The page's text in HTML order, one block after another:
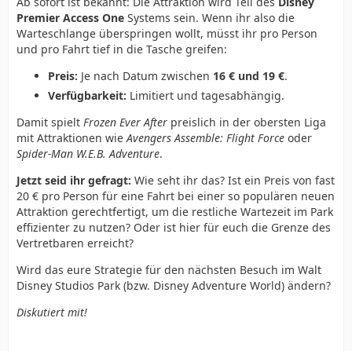
Premier Access One Systems sein. Wenn ihr also die
Warteschlange überspringen wollt, müsst ihr pro Person
und pro Fahrt tief in die Tasche greifen:
Preis: Je nach Datum zwischen 16 € und 19 €.
Verfügbarkeit: Limitiert und tagesabhängig.
Damit spielt Frozen Ever After preislich in der obersten Liga
mit Attraktionen wieAvengers Assemble: Flight Force oder
Spider-Man W.E.B. Adventure.
Jetzt seid ihr gefragt: Wie seht ihr das? Ist ein Preis von fast
20 € pro Person für eine Fahrt bei einer so populären neuen
Attraktion gerechtfertigt, um die restliche Wartezeit im Park
effizienter zu nutzen? Oder ist hier für euch die Grenze des
Vertretbaren erreicht?
Wird das eure Strategie für den nächsten Besuch im Walt
Disney Studios Park (bzw. Disney Adventure World) ändern?
Diskutiert mit!